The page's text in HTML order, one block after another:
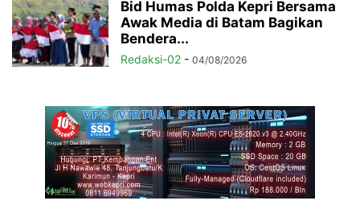
Bid Humas Polda Kepri Bersama
Awak Media di Batam Bagikan
Bendera...
Redaksi-02 - 04/08/2026